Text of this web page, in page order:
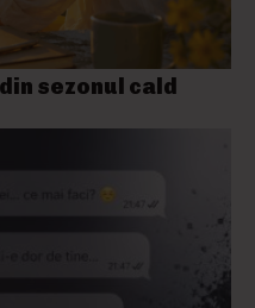
sezonul cald